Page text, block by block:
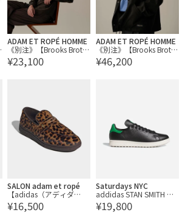
ADAM ET ROPÉ HOMME
《別注》【Brooks Broth
ers/ブルックス ブラザー
ズ】EX NOIR OX BD SHIR
¥23,100
ADAM ET ROPÉ HOMME
《別注》【Brooks Broth
ers/ブルックス ブラザー
ズ】EX COACH JKT
¥46,200
SALON adam et ropé
【adidas（アディダ
ス）】HANDBALL SPEZIA
L LOAFER / ハンドボール
¥16,500
Saturdays NYC
addidas STAN SMITH GO
LF
¥19,800